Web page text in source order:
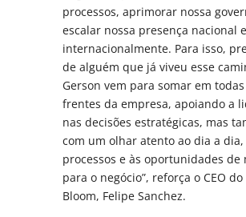
processos, aprimorar nossa
escalar nossa presença nacional e
internacionalmente. Para isso,
de alguém que já viveu esse
Gerson vem para somar em todas
frentes da empresa, apoiando a
nas decisões estratégicas, mas
com um olhar atento ao dia a dia,
processos e às oportunidades de
para o negócio”, reforça o CEO
Bloom, Felipe Sanchez.